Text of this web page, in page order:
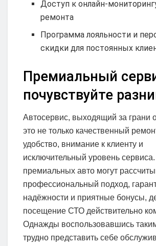
Доступ к онлайн-
ремонта
Программа лояльности и
скидки для постоянных
Премиальный
почувствуйте
Автосервис, выходящий за грани
это не только качественный
удобство, внимание к клиенту и
исключительный уровень
премиальных авто могут
профессиональный подход,
надёжности и приятные бонусы,
посещение СТО действительно
Однажды воспользовавшись
трудно представить себе